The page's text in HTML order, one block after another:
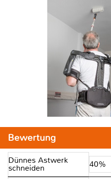
Bewertung
Dünnes Astwerk
schneiden 40%